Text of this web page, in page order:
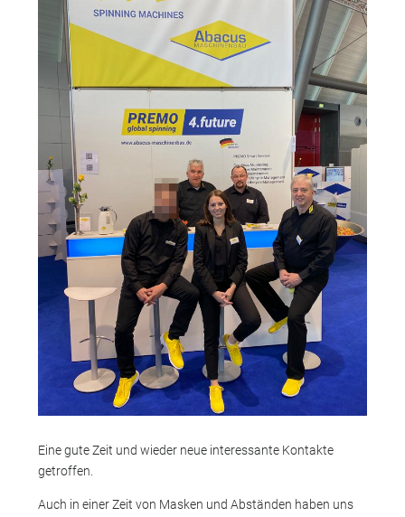
Eine gute Zeit und wieder neue interessante Kontakte
getroffen.
Auch in einer Zeit von Masken und Abständen haben uns